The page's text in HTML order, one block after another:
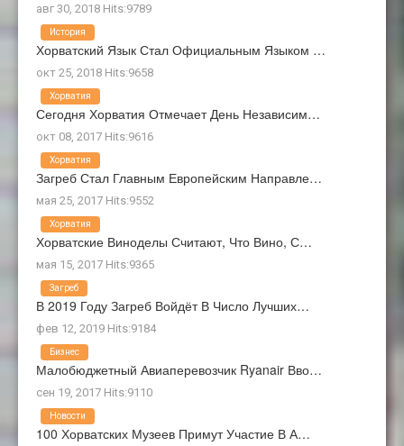
авг 30, 2018 Hits:9789
Хорватский Язык Стал Официальным Языком …
окт 25, 2018 Hits:9658
История
Сегодня Хорватия Отмечает День Независим…
окт 08, 2017 Hits:9616
Хорватия
Загреб Стал Главным Европейским Направле…
мая 25, 2017 Hits:9552
Хорватия
Хорватские Виноделы Считают, Что Вино, С…
мая 15, 2017 Hits:9365
Хорватия
В 2019 Году Загреб Войдёт В Число Лучших…
фев 12, 2019 Hits:9184
Загреб
Малобюджетный Авиаперевозчик Ryanair Вво…
сен 19, 2017 Hits:9110
Бизнес
100 Хорватских Музеев Примут Участие В А…
Новости